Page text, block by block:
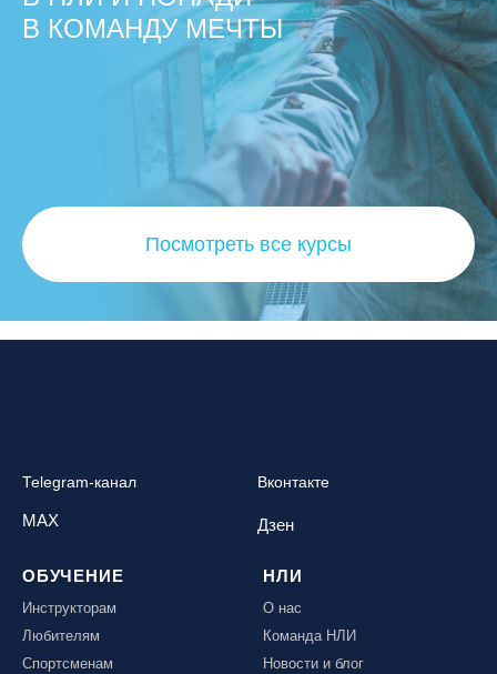
В КОМАНДУ МЕЧТЫ
Посмотреть все курсы
Telegram-канал Вконтакте
MAX Дзен
ОБУЧЕНИЕ
Инструкторам
Любителям
Спортсменам
НЛИ
О нас
Команда НЛИ
Новости и блог